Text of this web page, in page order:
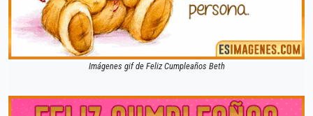
Imágenes gif de Feliz Cumpleaños Beth